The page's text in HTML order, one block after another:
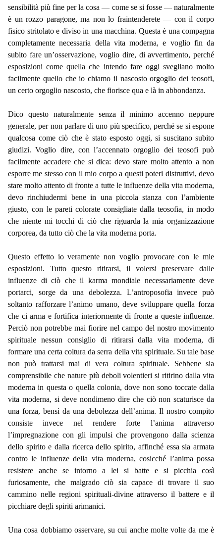
sensibilità più fine per la cosa — come se si fosse — naturalmente
è un rozzo paragone, ma non lo fraintenderete — con il corpo
fisico stritolato e diviso in una macchina. Questa è una compagna
completamente necessaria della vita moderna, e voglio fin da
subito fare un’osservazione, voglio dire, di avvertimento, perché
esposizioni come quella che intendo fare oggi svegliano molto
facilmente quello che io chiamo il nascosto orgoglio dei teosofi,
un certo orgoglio nascosto, che fiorisce qua e là in abbondanza.
Dico questo naturalmente senza il minimo accenno neppure
generale, per non parlare di uno più specifico, perché se si espone
qualcosa come ciò che è stato esposto oggi, si suscitano subito
giudizi. Voglio dire, con l’accennato orgoglio dei teosofi può
facilmente accadere che si dica: devo stare molto attento a non
esporre me stesso con il mio corpo a questi poteri distruttivi, devo
stare molto attento di fronte a tutte le influenze della vita moderna,
devo rinchiudermi bene in una piccola stanza con l’ambiente
giusto, con le pareti colorate consigliate dalla teosofia, in modo
che niente mi tocchi di ciò che riguarda la mia organizzazione
corporea, da tutto ciò che la vita moderna porta.
Questo effetto io veramente non voglio provocare con le mie
esposizioni. Tutto questo ritirarsi, il volersi preservare dalle
influenze di ciò che il karma mondiale necessariamente deve
portarci, sorge da una debolezza. L’antroposofia invece può
soltanto rafforzare l’animo umano, deve sviluppare quella forza
che ci arma e fortifica interiormente di fronte a queste influenze.
Perciò non potrebbe mai fiorire nel campo del nostro movimento
spirituale nessun consiglio di ritirarsi dalla vita moderna, di
formare una certa coltura da serra della vita spirituale. Su tale base
non può trattarsi mai di vera coltura spirituale. Sebbene sia
comprensibile che nature più deboli volentieri si ritirino dalla vita
moderna in questa o quella colonia, dove non sono toccate dalla
vita moderna, si deve nondimeno dire che ciò non scaturisce da
una forza, bensì da una debolezza dell’anima. Il nostro compito
consiste invece nel rendere forte l’anima attraverso
l’impregnazione con gli impulsi che provengono dalla scienza
dello spirito e dalla ricerca dello spirito, affinché essa sia armata
contro le influenze della vita moderna, cosicché l’anima possa
resistere anche se intorno a lei si batte e si picchia così
furiosamente, che malgrado ciò sia capace di trovare il suo
cammino nelle regioni spirituali-divine attraverso il battere e il
picchiare degli spiriti arimanici.
Una cosa dobbiamo osservare, su cui anche molte volte da me è